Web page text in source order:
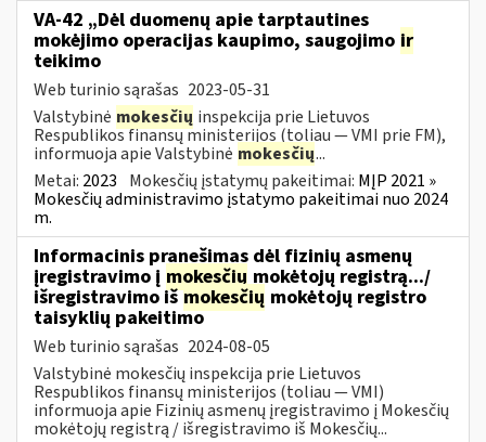
VA-42 „Dėl duomenų apie tarptautines
mokėjimo operacijas kaupimo, saugojimo ir
teikimo
Web turinio sąrašas 2023-05-31
Valstybinė mokesčių inspekcija prie Lietuvos
Respublikos finansų ministerijos (toliau ― VMI prie FM),
informuoja apie Valstybinė mokesčių...
Metai: 2023 Mokesčių įstatymų pakeitimai: MĮP 2021 »
Mokesčių administravimo įstatymo pakeitimai nuo 2024
m.
Informacinis pranešimas dėl fizinių asmenų
įregistravimo į mokesčių mokėtojų registrą.../
išregistravimo išmokesčių mokėtojų registro
taisyklių pakeitimo
Web turinio sąrašas 2024-08-05
Valstybinė mokesčių inspekcija prie Lietuvos
Respublikos finansų ministerijos (toliau — VMI)
informuoja apie Fizinių asmenų įregistravimo į Mokesčių
mokėtojų registrą / išregistravimo iš Mokesčių...